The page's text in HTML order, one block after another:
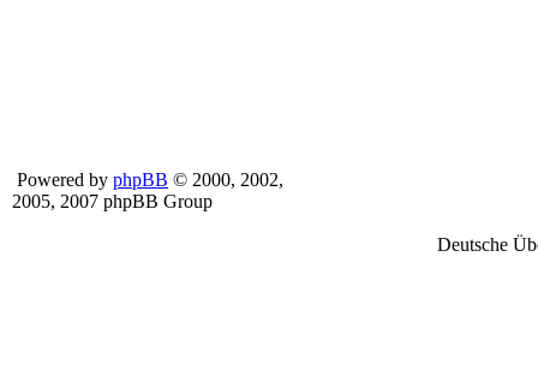
Powered by phpBB © 2000, 2002,
2005, 2007 phpBB Group
Deutsche